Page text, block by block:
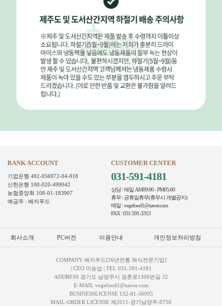
BANK ACCOUNT
기업은행 492-056972-04-018
신한은행 100-020-499042
농협중앙회 108-01-183907
예금주 : 베지푸드
CUSTOMER CENTER
031-591-4181
상담 : 매일 AM09:00 - PM05:00
휴무 : 공휴일휴무(휴무시 개별공지)
메일 : vegefood1@naver.com
FAX : 031-591-3313
회사소개 PC버전 이용안내 개인정보처리방침
COMPANY 베지푸드[26년전통 채식전문기업]
| CEO 이승섭 | TEL 031-591-4181
ADDRESS 경기도 남양주시 경춘로1306번길 32
E-MAIL vegefood1@naver.com
BUSINESSLICENSE 132-81-56095
MAIL-ORDER LICENSE 제2011-경기남양주-0758